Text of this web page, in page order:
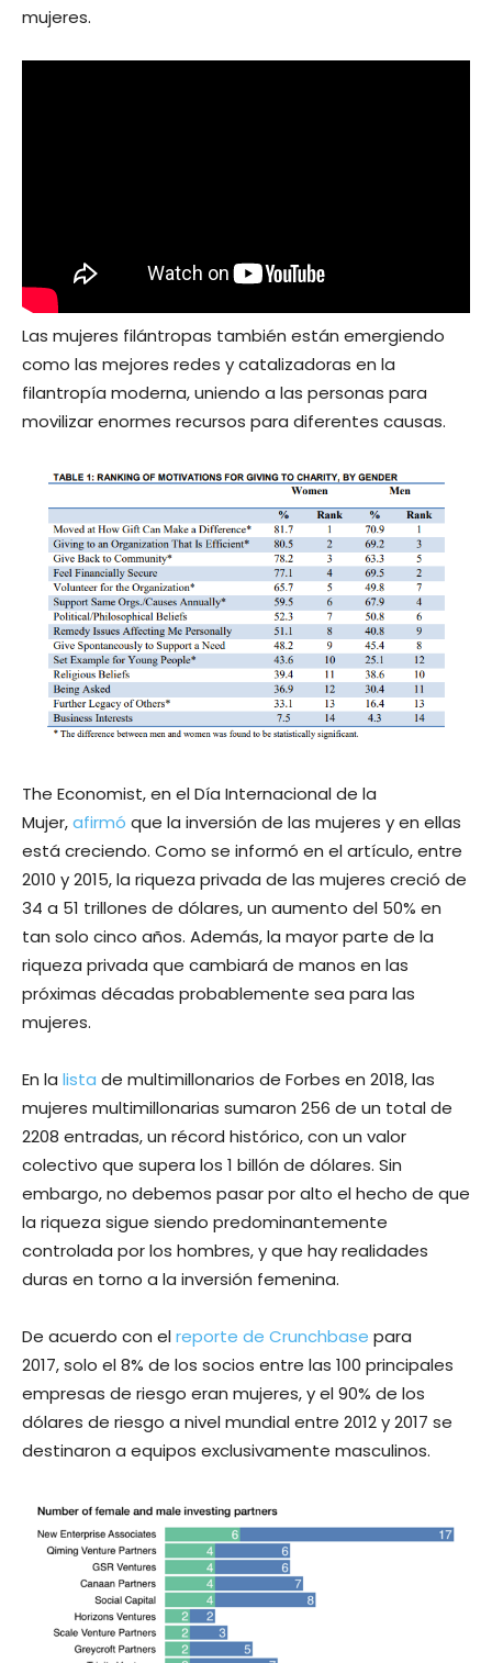
mujeres.
Las mujeres filántropas también están emergiendo
como las mejores redes y catalizadoras en la
filantropía moderna, uniendo a las personas para
movilizar enormes recursos para diferentes causas.
The Economist, en el Día Internacional de la
Mujer,afirmó que la inversión de las mujeres y en ellas
está creciendo. Como se informó en el artículo, entre
2010 y 2015, la riqueza privada de las mujeres creció de
34 a 51 trillones de dólares, un aumento del 50% en
tan solo cinco años. Además, la mayor parte de la
riqueza privada que cambiará de manos en las
próximas décadas probablemente sea para las
mujeres.
En la lista de multimillonarios de Forbes en 2018, las
mujeres multimillonarias sumaron 256 de un total de
2208 entradas, un récord histórico, con un valor
colectivo que supera los 1 billón de dólares. Sin
embargo, no debemos pasar por alto el hecho de que
la riqueza sigue siendo predominantemente
controlada por los hombres, y que hay realidades
duras en torno a la inversión femenina.
De acuerdo con elreporte de Crunchbase para
2017, solo el 8% de los socios entre las 100 principales
empresas de riesgo eran mujeres, y el 90% de los
dólares de riesgo a nivel mundial entre 2012 y 2017 se
destinaron a equipos exclusivamente masculinos.